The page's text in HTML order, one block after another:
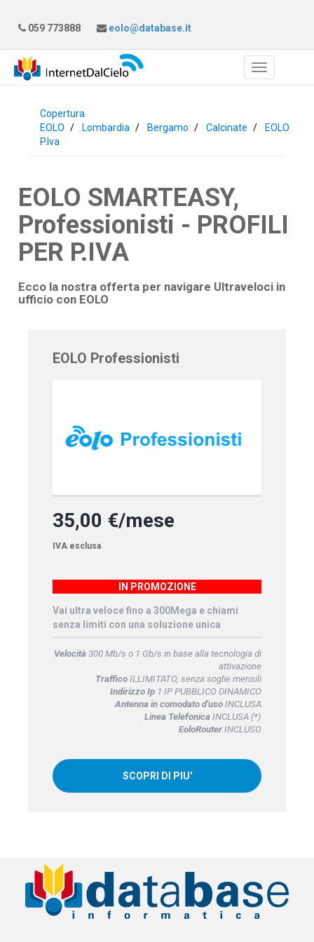
059 773888 eolo@database.it
Copertura
EOLO
Lombardia Bergamo Calcinate
EOLO
P.Iva
EOLO SMARTEASY,
Professionisti - PROFILI
PER P.IVA
Ecco la nostra offerta per navigare Ultraveloci in
ufficio con EOLO
EOLO Professionisti
35,00 €/mese
IVA esclusa
IN PROMOZIONE
Vai ultra veloce fino a 300Mega e chiami
senza limiti con una soluzione unica
Velocità300 Mb/s o 1 Gb/s in base alla tecnologia di
attivazione
TrafficoILLIMITATO, senza soglie mensili
Indirizzo Ip1 IP PUBBLICO DINAMICO
Antenna in comodato d'usoINCLUSA
Linea TelefonicaINCLUSA (*)
EoloRouterINCLUSO
SCOPRI DI PIU'